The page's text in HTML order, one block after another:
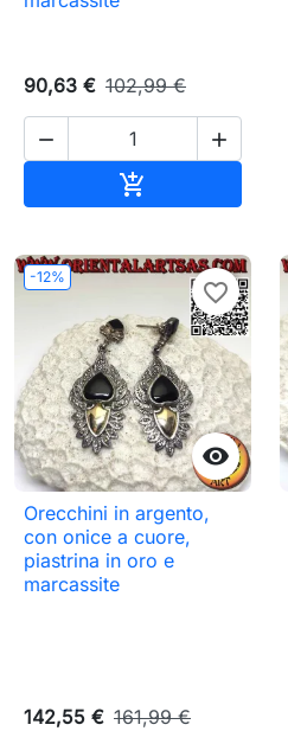
90,63 € 102,99 €
 

-12%

favorite_border
Orecchini in argento,
con onice a cuore,
piastrina in oro e
marcassite
142,55 € 161,99 €